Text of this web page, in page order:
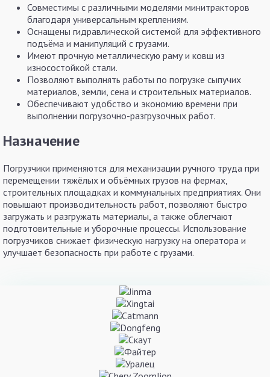
Совместимы с различными моделями минитракторов
благодаря универсальным креплениям.
Оснащены гидравлической системой для эффективного
подъёма и манипуляций с грузами.
Имеют прочную металлическую раму и ковш из
износостойкой стали.
Позволяют выполнять работы по погрузке сыпучих
материалов, земли, сена и строительных материалов.
Обеспечивают удобство и экономию времени при
выполнении погрузочно-разгрузочных работ.
Назначение
Погрузчики применяются для механизации ручного труда при
перемещении тяжёлых и объёмных грузов на фермах,
строительных площадках и коммунальных предприятиях. Они
повышают производительность работ, позволяют быстро
загружать и разгружать материалы, а также облегчают
подготовительные и уборочные процессы. Использование
погрузчиков снижает физическую нагрузку на оператора и
улучшает безопасность при работе с грузами.